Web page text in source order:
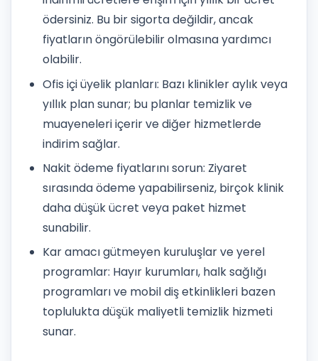
ödersiniz. Bu bir sigorta değildir, ancak
fiyatların öngörülebilir olmasına yardımcı
olabilir.
Ofis içi üyelik planları: Bazı klinikler aylık veya
yıllık plan sunar; bu planlar temizlik ve
muayeneleri içerir ve diğer hizmetlerde
indirim sağlar.
Nakit ödeme fiyatlarını sorun: Ziyaret
sırasında ödeme yapabilirseniz, birçok klinik
daha düşük ücret veya paket hizmet
sunabilir.
Kar amacı gütmeyen kuruluşlar ve yerel
programlar: Hayır kurumları, halk sağlığı
programları ve mobil diş etkinlikleri bazen
toplulukta düşük maliyetli temizlik hizmeti
sunar.